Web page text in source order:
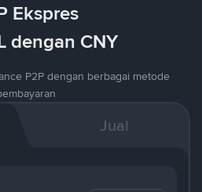
Ekspres
dengan CNY
P2P dengan berbagai metode
Jual